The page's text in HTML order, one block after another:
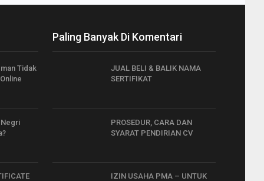
Tidak
Paling Banyak Di Komentari
JUAL BELI & BALIK NAMA
SERTIFIKAT
PROSEDUR, CARA DAN
SYARAT PENDIRIAN CV
IZIN USAHA PMA – UNTUK